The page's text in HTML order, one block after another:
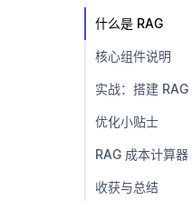
什么是 RAG
核心组件说明
实战：搭建
优化小贴士
RAG 成本计算器
收获与总结